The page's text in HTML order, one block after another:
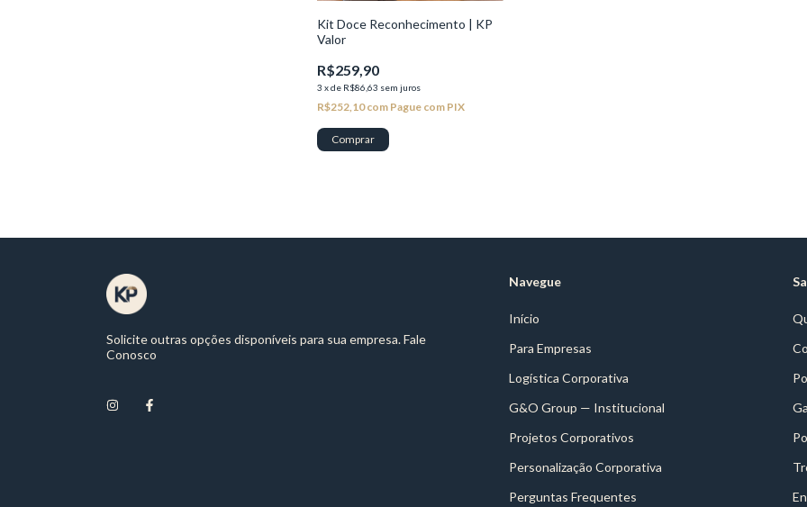
Kit Doce Reconhecimento | KP
Valor
R$259,90
3 xde R$86,63 sem juros
R$252,10com Pague com PIX
Solicite outras opções disponíveis para sua empresa. Fale
Conosco
Navegue
Início
Para Empresas
Logística Corporativa
G&O Group — Institucional
Projetos Corporativos
Personalização Corporativa
Perguntas Frequentes